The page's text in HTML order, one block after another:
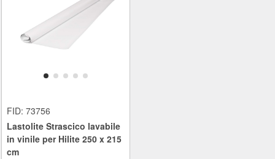
FID: 73756
Lastolite Strascico lavabile
in vinile per Hilite 250 x 215
cm